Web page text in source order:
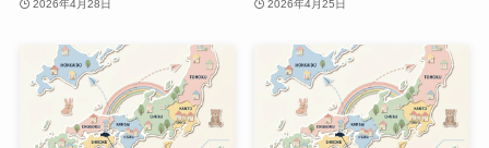
2026年4月28日 2026年4月25日